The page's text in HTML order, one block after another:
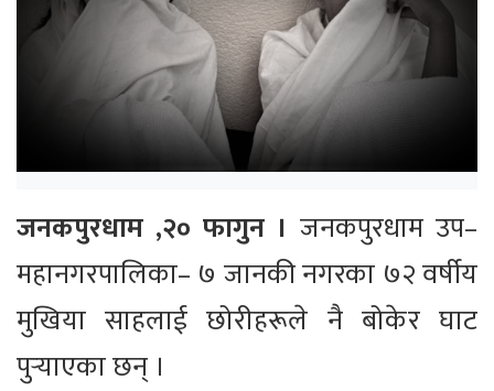
जनकपुरधाम ,२० फागुन । जनकपुरधाम उप–
महानगरपालिका– ७ जानकी नगरका ७२ वर्षीय
मुखिया साहलाई छोरीहरूले नै बोकेर घाट
पुर्‍याएका छन् ।